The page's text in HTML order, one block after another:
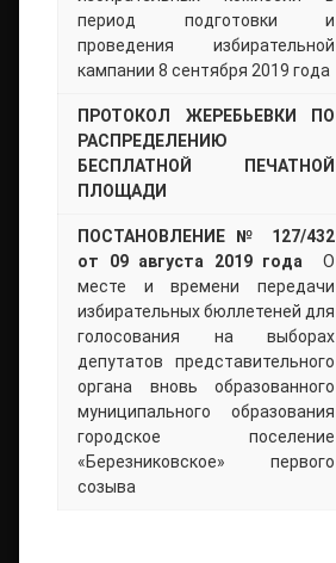
период подготовки и
проведения избирательной
кампании 8 сентября 2019 года
ПРОТОКОЛ ЖЕРЕБЬЕВКИ ПО
РАСПРЕДЕЛЕНИЮ
БЕСПЛАТНОЙ ПЕЧАТНОЙ
ПЛОЩАДИ
ПОСТАНОВЛЕНИЕ № 127/432
от 09 августа 2019 года О
месте и времени передачи
избирательных бюллетеней для
голосования на выборах
депутатов представительного
органа вновь образованного
муниципального образования
городское поселение
«Березниковское» первого
созыва